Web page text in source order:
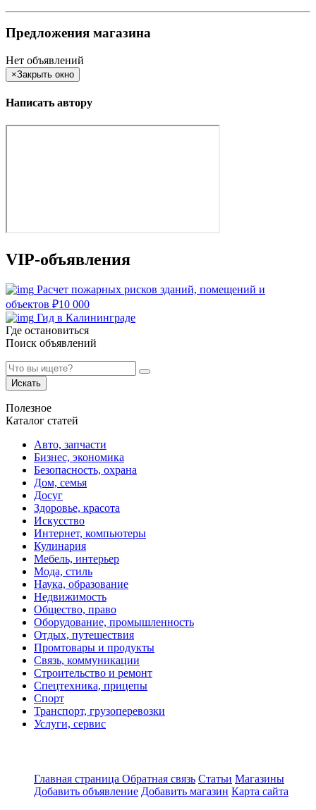
Предложения магазина
Нет объявлений
×Закрыть окно
Написать автору
VIP-объявления
Расчет пожарных рисков зданий, помещений и
объектов ₽10 000
Гид в Калининграде
Где остановиться
Поиск объявлений
Искать
Полезное
Каталог статей
Авто, запчасти
Бизнес, экономика
Безопасность, охрана
Дом, семья
Досуг
Здоровье, красота
Искусство
Интернет, компьютеры
Кулинария
Мебель, интерьер
Мода, стиль
Наука, образование
Недвижимость
Общество, право
Оборудование, промышленность
Отдых, путешествия
Промтовары и продукты
Связь, коммуникации
Строительство и ремонт
Спецтехника, прицепы
Спорт
Транспорт, грузоперевозки
Услуги, сервис
Главная страница Обратная связь Статьи Магазины
Добавить объявление Добавить магазин Карта сайта